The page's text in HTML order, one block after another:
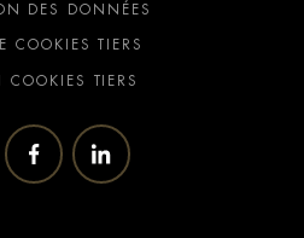
DES DONNÉES
COOKIES TIERS
COOKIES TIERS